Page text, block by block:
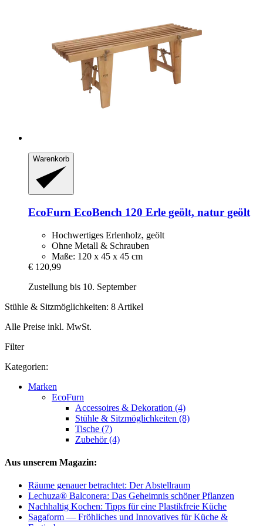
Warenkorb
EcoFurn EcoBench 120 Erle geölt, natur geölt
Hochwertiges Erlenholz, geölt
Ohne Metall & Schrauben
Maße: 120 x 45 x 45 cm
€ 120,99
Zustellung bis 10. September
Stühle & Sitzmöglichkeiten: 8 Artikel
Alle Preise inkl. MwSt.
Filter
Kategorien:
Marken
EcoFurn
Accessoires & Dekoration (4)
Stühle & Sitzmöglichkeiten (8)
Tische (7)
Zubehör (4)
Aus unserem Magazin:
Räume genauer betrachtet: Der Abstellraum
Lechuza® Balconera: Das Geheimnis schöner Pflanzen
Nachhaltig Kochen: Tipps für eine Plastikfreie Küche
Sagaform — Fröhliches und Innovatives für Küche &